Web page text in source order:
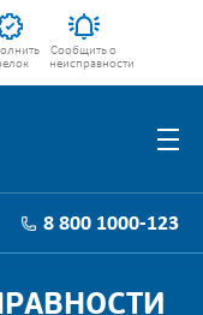
Сообщить о
неисправности
8 800 1000-123